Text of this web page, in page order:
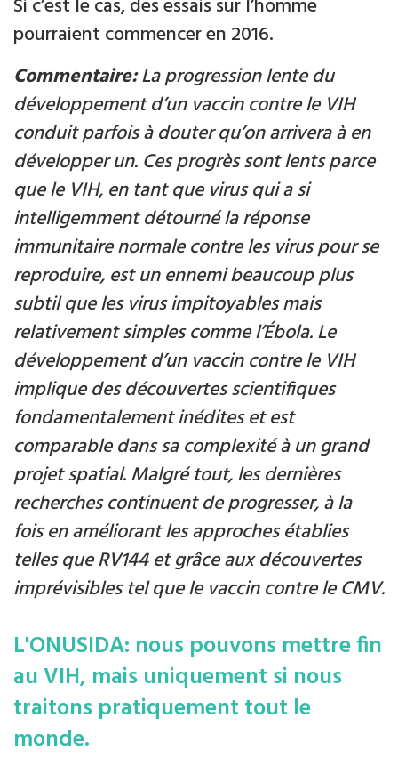
Si c’est le cas, des essais sur l’homme
pourraient commencer en 2016.
Commentaire:La progression lente du
développement d’un vaccin contre le VIH
conduit parfois à douter qu’on arrivera à en
développer un. Ces progrès sont lents parce
que le VIH, en tant que virus qui a si
intelligemment détourné la réponse
immunitaire normale contre les virus pour se
reproduire, est un ennemi beaucoup plus
subtil que les virus impitoyables mais
relativement simples comme l’Ébola. Le
développement d’un vaccin contre le VIH
implique des découvertes scientifiques
fondamentalement inédites et est
comparable dans sa complexité à un grand
projet spatial. Malgré tout, les dernières
recherches continuent de progresser, à la
fois en améliorant les approches établies
telles que RV144 et grâce aux découvertes
imprévisibles tel que le vaccin contre le CMV.
L'ONUSIDA: nous pouvons mettre fin
au VIH, mais uniquement si nous
traitons pratiquement tout le
monde.